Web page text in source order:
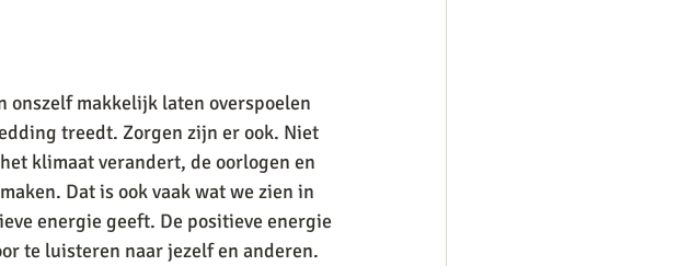
onszelf makkelijk laten overspoelen
treedt. Zorgen zijn er ook. Niet
klimaat verandert, de oorlogen en
Dat is ook vaak wat we zien in
energie geeft. De positieve energie
te luisteren naar jezelf en anderen.